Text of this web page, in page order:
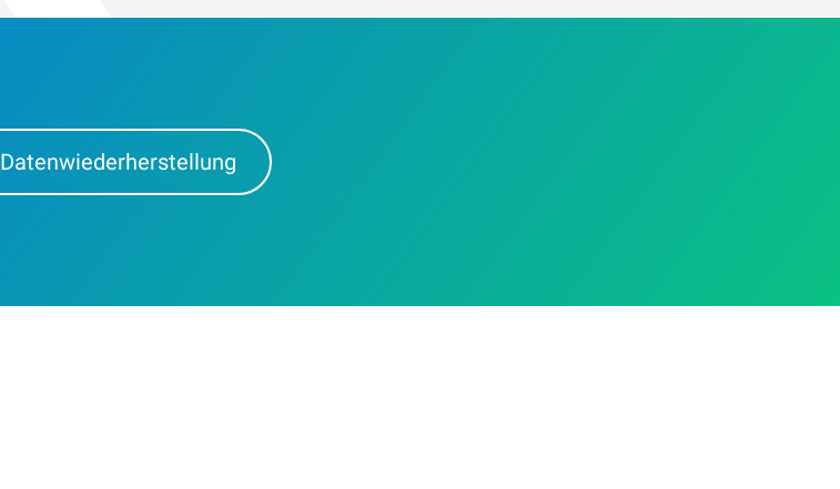
Datenwiederherstellung